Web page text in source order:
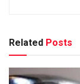
Related Posts